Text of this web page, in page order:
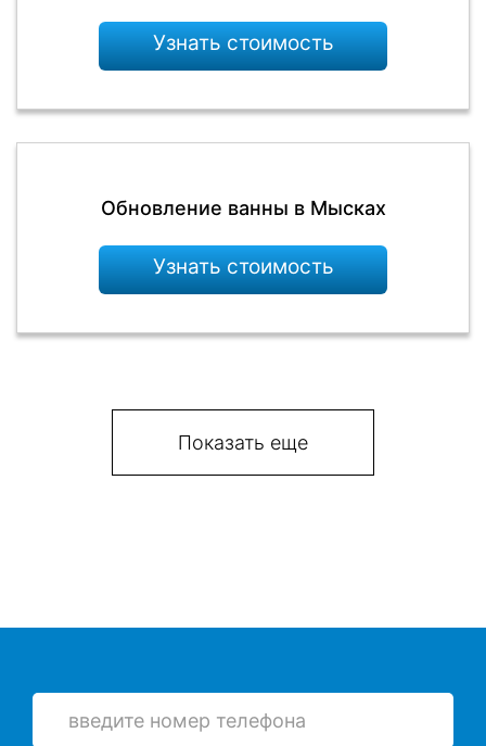
Узнать стоимость
Обновление ванны в Мысках
Узнать стоимость
Показать еще